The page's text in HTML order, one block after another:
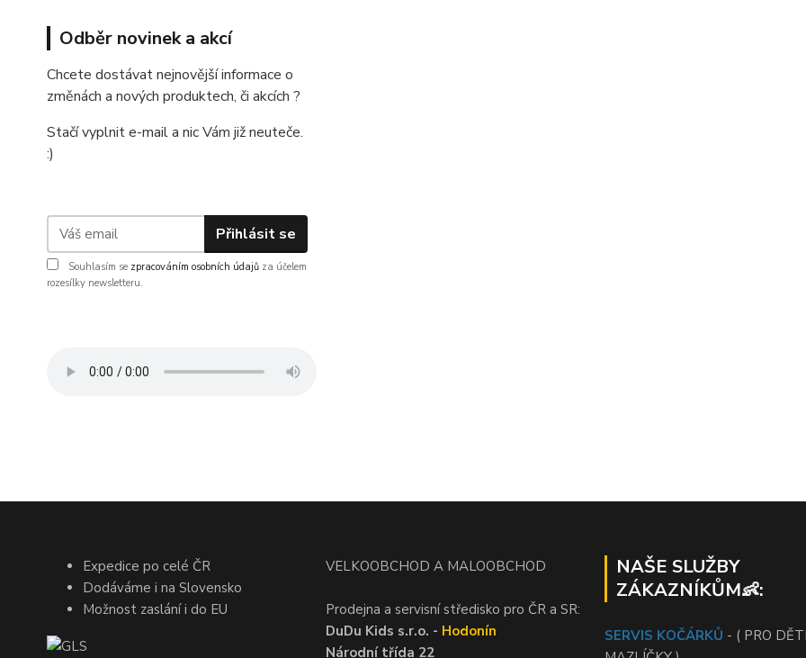
Odběr novinek a akcí
Chcete dostávat nejnovější informace o
změnách a nových produktech, či akcích ?
Stačí vyplnit e-mail a nic Vám již neuteče.
:)
Přihlásit se
Souhlasím se zpracováním osobních údajů za účelem
rozesílky newsletteru.
Expedice po celé ČR
Dodáváme i na Slovensko
Možnost zaslání i do EU
VELKOOBCHOD A MALOOBCHOD
Prodejna a servisní středisko pro ČR a SR:
DuDu Kids s.r.o. - Hodonín
Národní třída 22
NAŠE SLUŽBY
ZÁKAZNÍKŮM👶:
SERVIS KOČÁRKŮ - ( PRO